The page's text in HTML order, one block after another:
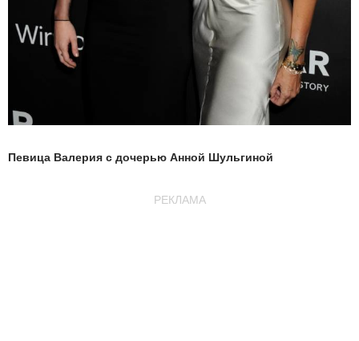
Певица Валерия с дочерью Анной Шульгиной
РЕКЛАМА